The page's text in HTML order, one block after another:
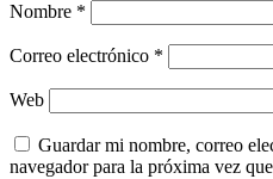
Nombre *
Correo electrónico *
Web
Guardar mi nombre, correo
navegador para la próxima vez